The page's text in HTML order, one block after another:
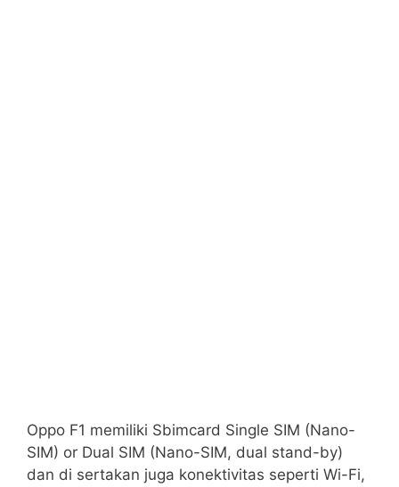
Oppo F1 memiliki Sbimcard Single SIM (Nano-
SIM) or Dual SIM (Nano-SIM, dual stand-by)
dan di sertakan juga konektivitas seperti Wi-Fi,